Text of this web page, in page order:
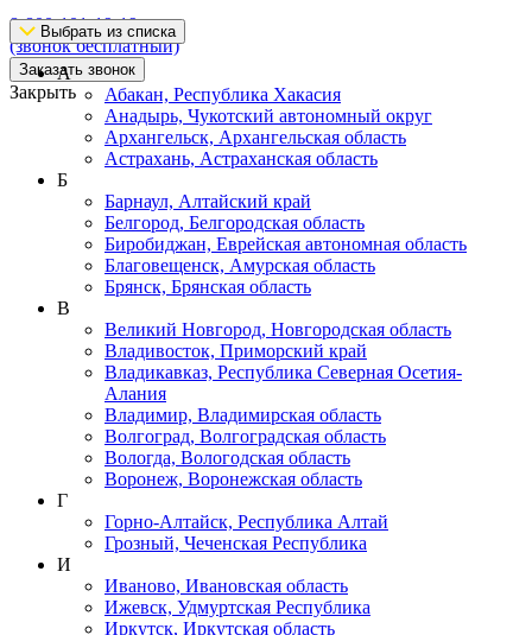
8-800-101-19-19
(звонок бесплатный)
Заказать звонок
Закрыть
Выбрать из списка
А
Абакан, Республика Хакасия
Анадырь, Чукотский автономный округ
Архангельск, Архангельская область
Астрахань, Астраханская область
Б
Барнаул, Алтайский край
Белгород, Белгородская область
Биробиджан, Еврейская автономная область
Благовещенск, Амурская область
Брянск, Брянская область
В
Великий Новгород, Новгородская область
Владивосток, Приморский край
Владикавказ, Республика Северная Осетия-
Алания
Владимир, Владимирская область
Волгоград, Волгоградская область
Вологда, Вологодская область
Воронеж, Воронежская область
Г
Горно-Алтайск, Республика Алтай
Грозный, Чеченская Республика
И
Иваново, Ивановская область
Ижевск, Удмуртская Республика
Иркутск, Иркутская область